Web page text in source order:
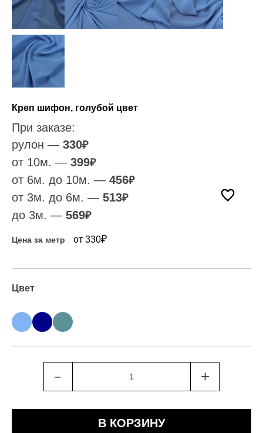
Креп шифон, голубой цвет
При заказе:
рулон — 330₽
от 10м. — 399₽
от 6м. до 10м. — 456₽
от 3м. до 6м. — 513₽
до 3м. — 569₽
Цена за метр от 330₽
Цвет
﹣ +
В КОРЗИНУ